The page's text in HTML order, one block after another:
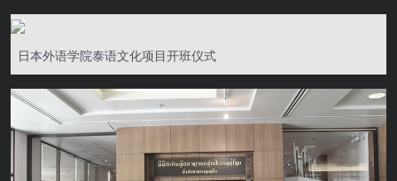
日本外语学院泰语文化项目开班仪式